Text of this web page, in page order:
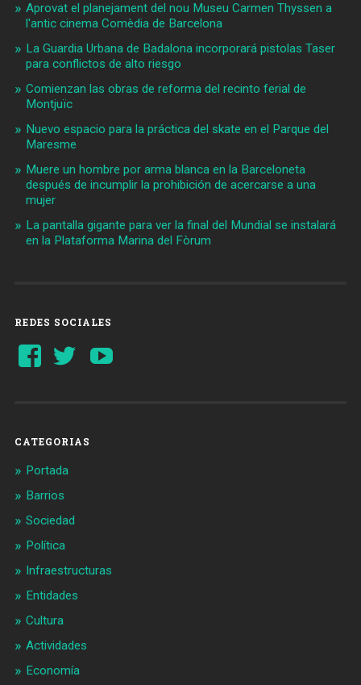
Aprovat el planejament del nou Museu Carmen Thyssen a
l'antic cinema Comèdia de Barcelona
La Guardia Urbana de Badalona incorporará pistolas Taser
para conflictos de alto riesgo
Comienzan las obras de reforma del recinto ferial de
Montjuïc
Nuevo espacio para la práctica del skate en el Parque del
Maresme
Muere un hombre por arma blanca en la Barceloneta
después de incumplir la prohibición de acercarse a una
mujer
La pantalla gigante para ver la final del Mundial se instalará
en la Plataforma Marina del Fòrum
REDES SOCIALES
Ver
perfil
Ver
perfil
CATEGORIAS
Portada
Barrios
Sociedad
Política
Infraestructuras
Entidades
Cultura
Actividades
Economía